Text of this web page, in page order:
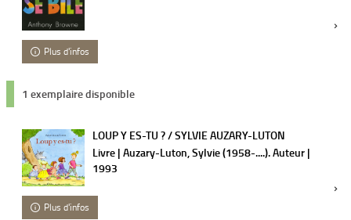
Plus d'infos
1 exemplaire disponible
LOUP Y ES-TU ? / SYLVIE AUZARY-LUTON
Livre | Auzary-Luton, Sylvie (1958-....). Auteur |
1993
Plus d'infos